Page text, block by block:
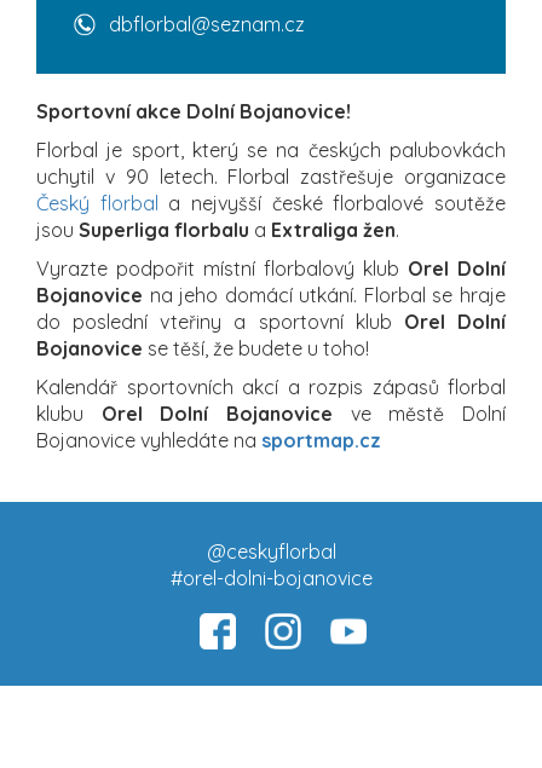
dbflorbal@seznam.cz
Sportovní akce Dolní Bojanovice!
Florbal je sport, který se na českých palubovkách
uchytil v 90 letech. Florbal zastřešuje organizace
Český florbal a nejvyšší české florbalové soutěže
jsou Superliga florbalu a Extraliga žen.
Vyrazte podpořit místní florbalový klub Orel Dolní
Bojanovice na jeho domácí utkání. Florbal se hraje
do poslední vteřiny a sportovní klub Orel Dolní
Bojanovice se těší, že budete u toho!
Kalendář sportovních akcí a rozpis zápasů florbal
klubu Orel Dolní Bojanovice ve městě Dolní
Bojanovice vyhledáte na sportmap.cz
@ceskyflorbal
#orel-dolni-bojanovice